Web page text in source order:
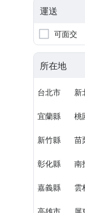
運送
可面交
所在地
台北市 新
宜蘭縣 桃
新竹縣 苗
彰化縣 南
嘉義縣 雲